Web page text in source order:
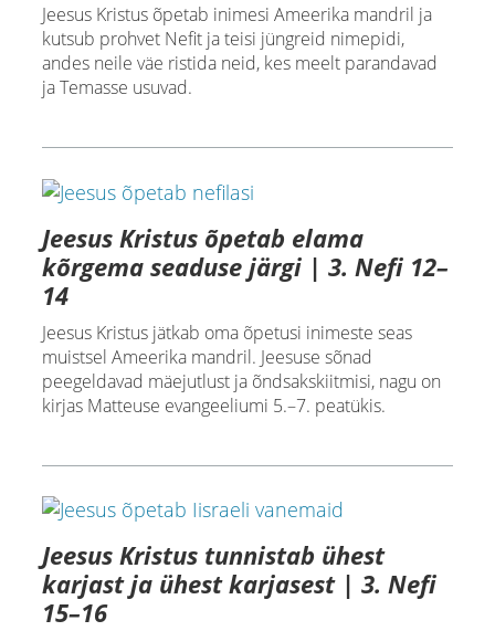
Jeesus Kristus õpetab inimesi Ameerika mandril ja
kutsub prohvet Nefit ja teisi jüngreid nimepidi,
andes neile väe ristida neid, kes meelt parandavad
ja Temasse usuvad.
Jeesus Kristus õpetab elama
kõrgema seaduse järgi | 3. Nefi 12–
14
Jeesus Kristus jätkab oma õpetusi inimeste seas
muistsel Ameerika mandril. Jeesuse sõnad
peegeldavad mäejutlust ja õndsakskiitmisi, nagu on
kirjas Matteuse evangeeliumi 5.–7. peatükis.
Jeesus Kristus tunnistab ühest
karjast ja ühest karjasest | 3. Nefi
15–16